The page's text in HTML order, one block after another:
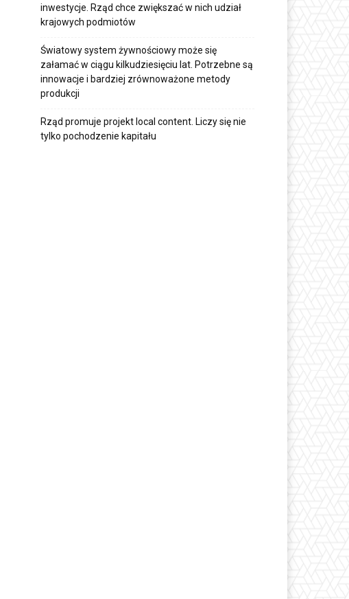
inwestycje. Rząd chce zwiększać w nich udział
krajowych podmiotów
Światowy system żywnościowy może się
załamać w ciągu kilkudziesięciu lat. Potrzebne są
innowacje i bardziej zrównoważone metody
produkcji
Rząd promuje projekt local content. Liczy się nie
tylko pochodzenie kapitału